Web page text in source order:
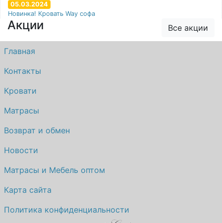
05.03.2024
Новинка! Кровать Way софа
Акции Все акции
Главная
Контакты
Кровати
Матрасы
Возврат и обмен
Новости
Матрасы и Мебель оптом
Карта сайта
Политика конфиденциальности